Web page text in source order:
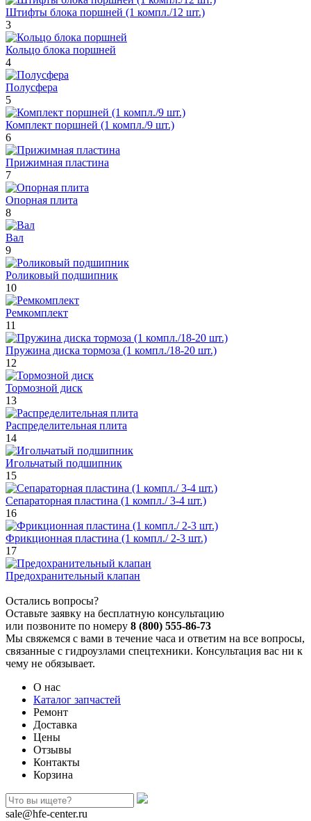
Штифты блока поршней (1 компл./12 шт.)
3
Кольцо блока поршней
4
Полусфера
5
Комплект поршней (1 компл./9 шт.)
6
Прижимная пластина
7
Опорная плита
8
Вал
9
Роликовый подшипник
10
Ремкомплект
11
Пружина диска тормоза (1 компл./18-20 шт.)
12
Тормозной диск
13
Распределительная плита
14
Игольчатый подшипник
15
Сепараторная пластина (1 компл./ 3-4 шт.)
16
Фрикционная пластина (1 компл./ 2-3 шт.)
17
Предохранительный клапан
Остались вопросы?
Оставьте заявку на бесплатную консультацию
или позвоните по номеру 8 (800) 555-86-73
Мы свяжемся с вами в течение часа и ответим на все вопросы,
связанные с гидроузлами спецтехники. Консультация вас ни к
чему не обязывает.
О нас
Каталог запчастей
Ремонт
Доставка
Цены
Отзывы
Контакты
Корзина
sale@hfe-center.ru